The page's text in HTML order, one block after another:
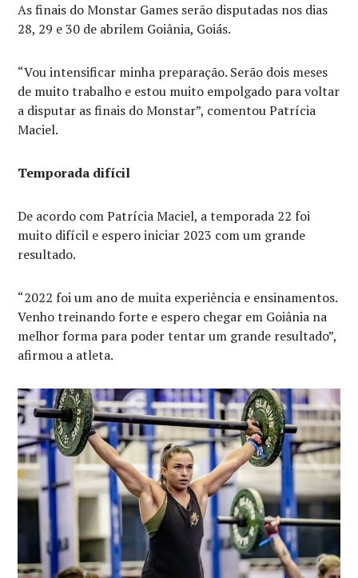
As finais do Monstar Games serão disputadas nos dias
28, 29 e 30 de abrilem Goiânia, Goiás.
“Vou intensificar minha preparação. Serão dois meses
de muito trabalho e estou muito empolgado para voltar
a disputar as finais do Monstar”, comentou Patrícia
Maciel.
Temporada difícil
De acordo com Patrícia Maciel, a temporada 22 foi
muito difícil e espero iniciar 2023 com um grande
resultado.
“2022 foi um ano de muita experiência e ensinamentos.
Venho treinando forte e espero chegar em Goiânia na
melhor forma para poder tentar um grande resultado”,
afirmou a atleta.